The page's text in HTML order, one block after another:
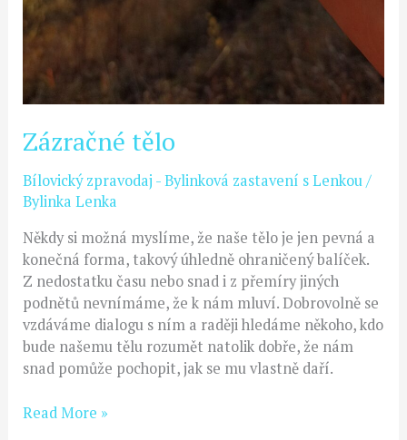
Zázračné tělo
Bílovický zpravodaj - Bylinková zastavení s Lenkou/
Bylinka Lenka
Někdy si možná myslíme, že naše tělo je jen pevná a
konečná forma, takový úhledně ohraničený balíček.
Z nedostatku času nebo snad i z přemíry jiných
podnětů nevnímáme, že k nám mluví. Dobrovolně se
vzdáváme dialogu s ním a raději hledáme někoho, kdo
bude našemu tělu rozumět natolik dobře, že nám
snad pomůže pochopit, jak se mu vlastně daří.
Read More »